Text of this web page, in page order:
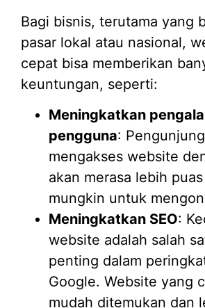
Bagi bisnis, terutama yang
pasar lokal atau nasional,
cepat bisa memberikan
keuntungan, seperti:
Meningkatkan
pengguna:
mengakses website
akan merasa lebih
mungkin untuk
Meningkatkan SEO:
website adalah salah
penting dalam
Google. Website yang
mudah ditemukan dan